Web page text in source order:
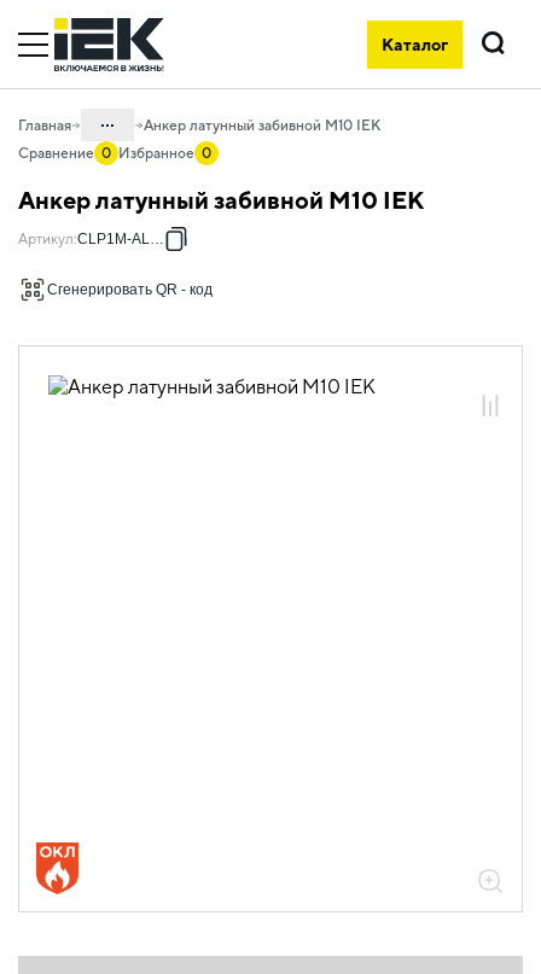
Каталог
Поиск
Главная ...
05.04.06 Метизы и крепеж
05.04.06.01.03 Анкеры латунные
Анкер латунный забивной М10 IEK
Сравнение 0 Избранное 0
Анкер латунный забивной М10 IEK
Артикул:CLP1M-AL-10
Сгенерировать QR - код